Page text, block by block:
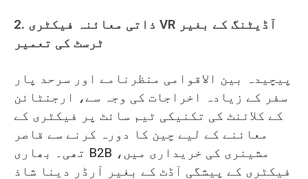
2. ذاتی معائنہ فیکٹری VR آڈیٹنگ کے بغیر
ٹرسٹ کی تعمیر
پیچیدہ بین الاقوامی منظرنامے اور سرحد پار
سفر کے زیادہ اخراجات کی وجہ سے، ارجنٹائن
کے کلائنٹ کی تکنیکی ٹیم سائٹ پر فیکٹری کے
معائنے کے لیے چین کا دورہ کرنے سے قاصر
تھی۔ بھاری B2B مشینری کی خریداری میں،
فیکٹری کے پیشگی آڈٹ کے بغیر آرڈر دینا شاذ